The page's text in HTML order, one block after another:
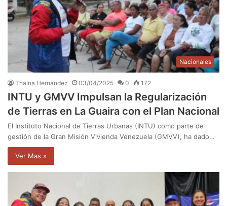
Nacionales
Thaina Hernandez 03/04/2025 0 172
INTU y GMVV Impulsan la Regularización
de Tierras en La Guaira con el Plan Nacional
El Instituto Nacional de Tierras Urbanas (INTU) como parte de
gestión de la Gran Misión Vivienda Venezuela (GMVV), ha dado…
Ver Mas »